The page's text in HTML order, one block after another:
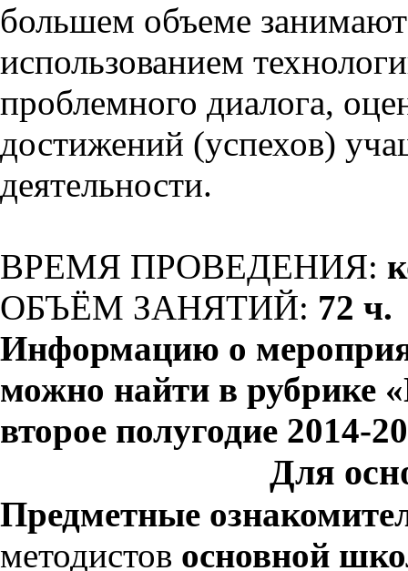
большем объеме
использованием
проблемного диалога,
достижений (успехов)
деятельности.
ВРЕМЯ ПРОВЕДЕНИЯ:
ОБЪЁМ ЗАНЯТИЙ: 72 ч.
Информацию о
можно найти в рубрике
второе полугодие 2014-
Для
Предметные
методистов основной